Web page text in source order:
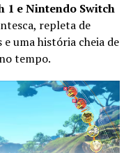
o multiplayer
amigos para
salas de outros
cooperativas e
aumentando ainda
1 e Nintendo Switch
repleta de
uma história cheia de
tempo.